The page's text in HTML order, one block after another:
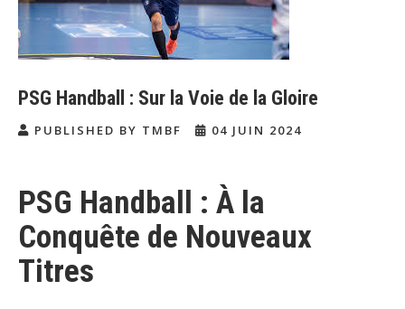
PSG Handball : Sur la Voie de la Gloire
PUBLISHED BY TMBF 04 JUIN 2024
PSG Handball : À la
Conquête de Nouveaux
Titres